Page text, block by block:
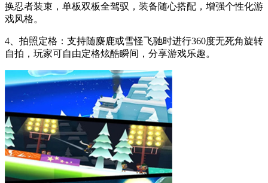
换忍者装束，单板双板全驾驭，装备随心搭配，增强个性化游
戏风格。
4、拍照定格：支持随麋鹿或雪怪飞驰时进行360度无死角旋转
自拍，玩家可自由定格炫酷瞬间，分享游戏乐趣。